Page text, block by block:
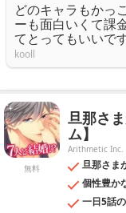
どのキャラもかっ
ーも面白いくて課
てとってもいいです
kooll
無料
旦那さ
ム】
Arithmetic Inc.
旦那さま
個性豊か
一日5話